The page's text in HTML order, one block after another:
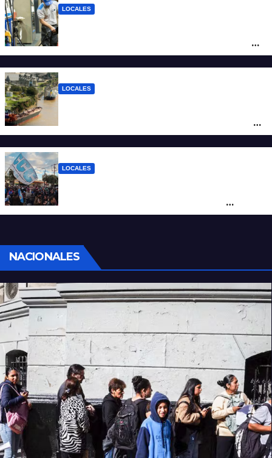
LOCALES
ciudad de Santa Fe: la nafta súper superó
los $2.100 y llenar el tanque cuesta más
LOCALES
posicionar los puertos del sur de Santa Fe
como salida para las exportaciones
LOCALES
sociales y sindicales
NACIONALES